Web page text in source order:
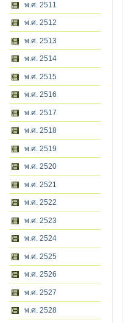
พ.ศ. 2511
พ.ศ. 2512
พ.ศ. 2513
พ.ศ. 2514
พ.ศ. 2515
พ.ศ. 2516
พ.ศ. 2517
พ.ศ. 2518
พ.ศ. 2519
พ.ศ. 2520
พ.ศ. 2521
พ.ศ. 2522
พ.ศ. 2523
พ.ศ. 2524
พ.ศ. 2525
พ.ศ. 2526
พ.ศ. 2527
พ.ศ. 2528